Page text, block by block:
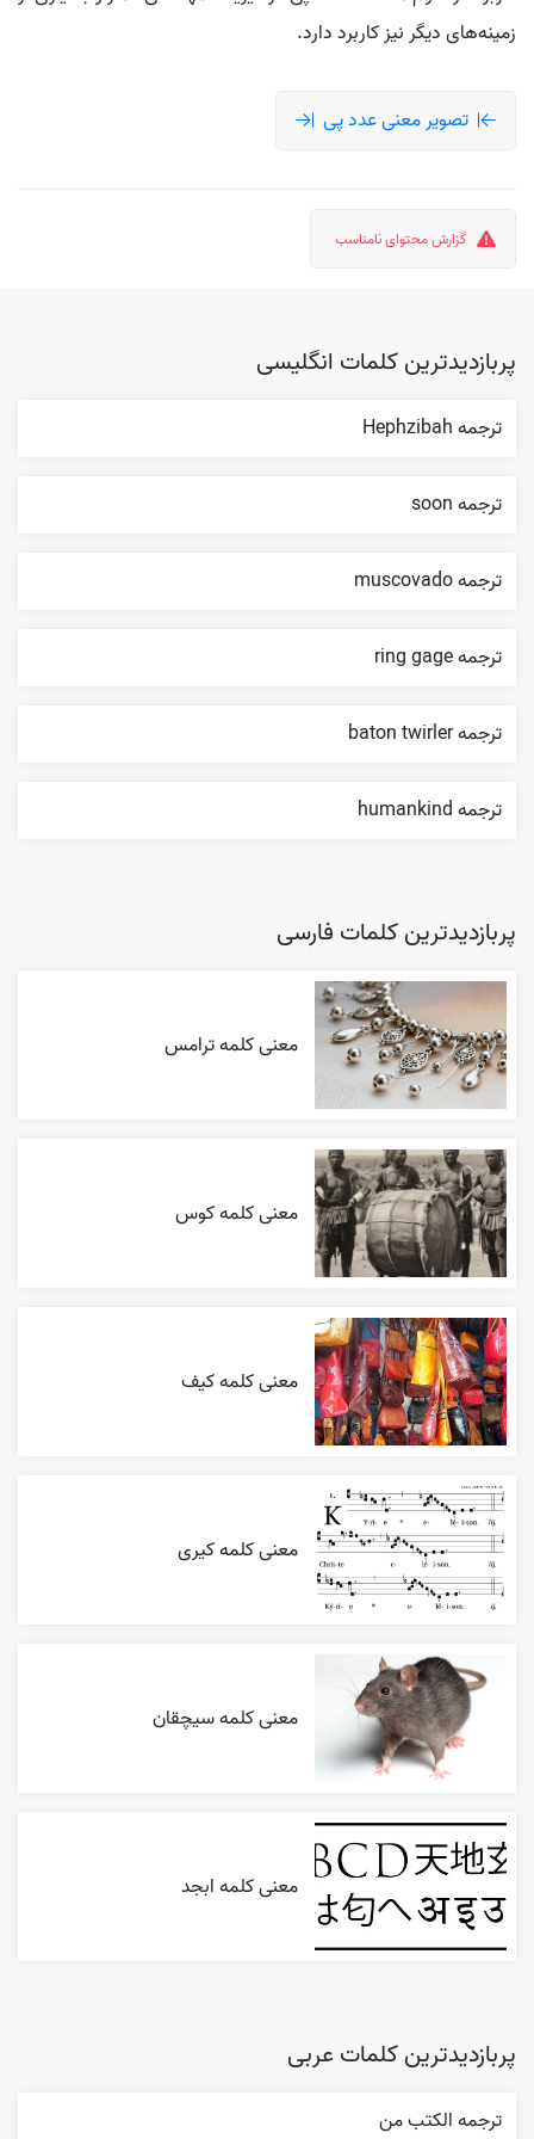
زمینه‌های دیگر نیز کاربرد دارد.
تصویر معنی عدد پی
گزارش محتوای نامناسب
پربازدیدترین کلمات انگلیسی
ترجمه Hephzibah
ترجمه soon
ترجمه muscovado
ترجمه ring gage
ترجمه baton twirler
ترجمه humankind
پربازدیدترین کلمات فارسی
معنی کلمه ترامس
معنی کلمه کوس
معنی کلمه کیف
معنی کلمه کیری
معنی کلمه سیچقان
معنی کلمه ابجد
پربازدیدترین کلمات عربی
ترجمه الکتب من